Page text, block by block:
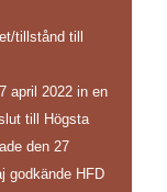
tillstånd till
april 2022 in en
till Högsta
den 27
godkände HFD